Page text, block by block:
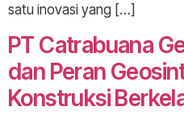
satu inovasi yang […]
PT Catrabuana
dan Peran
Konstruksi